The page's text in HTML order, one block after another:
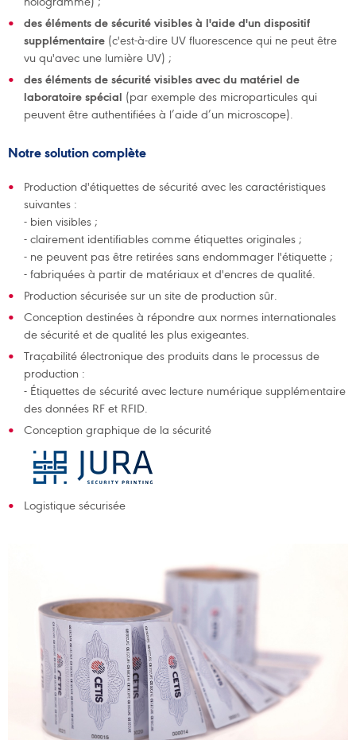
des éléments de sécurité visibles à l'aide d'un dispositif
supplémentaire (c'est-à-dire UV fluorescence qui ne peut être
vu qu'avec une lumière UV) ;
des éléments de sécurité visibles avec du matériel de
laboratoire spécial (par exemple des microparticules qui
peuvent être authentifiées à l’aide d’un microscope).
Notre solution complète
Production d'étiquettes de sécurité avec les caractéristiques
suivantes :
- bien visibles ;
- clairement identifiables comme étiquettes originales ;
- ne peuvent pas être retirées sans endommager l'étiquette ;
- fabriquées à partir de matériaux et d'encres de qualité.
Production sécurisée sur un site de production sûr.
Conception destinées à répondre aux normes internationales
de sécurité et de qualité les plus exigeantes.
Traçabilité électronique des produits dans le processus de
production :
- Étiquettes de sécurité avec lecture numérique supplémentaire
des données RF et RFID.
Conception graphique de la sécurité
Logistique sécurisée